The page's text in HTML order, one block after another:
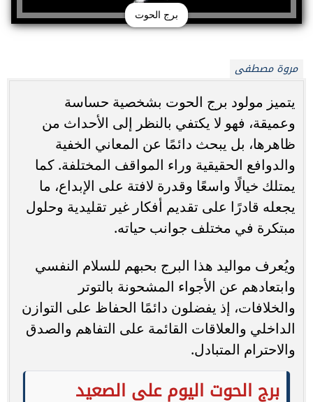
برج الحوت
مروة مصطفى
يتميز مولود برج الحوت بشخصية حساسة
وعميقة، فهو لا يكتفي بالنظر إلى الأحداث من
ظاهرها، بل يبحث دائمًا عن المعاني الخفية
والدوافع الحقيقية وراء المواقف المختلفة. كما
يمتلك خيالًا واسعًا وقدرة لافتة على الإبداع، ما
يجعله قادرًا على تقديم أفكار غير تقليدية وحلول
مبتكرة في مختلف جوانب حياته.
ويُعرف مواليد هذا البرج بحبهم للسلام النفسي
وابتعادهم عن الأجواء المشحونة بالتوتر
والخلافات، إذ يفضلون دائمًا الحفاظ على التوازن
الداخلي والعلاقات القائمة على التفاهم والصدق
والاحترام المتبادل.
برج الحوت اليوم على الصعيد